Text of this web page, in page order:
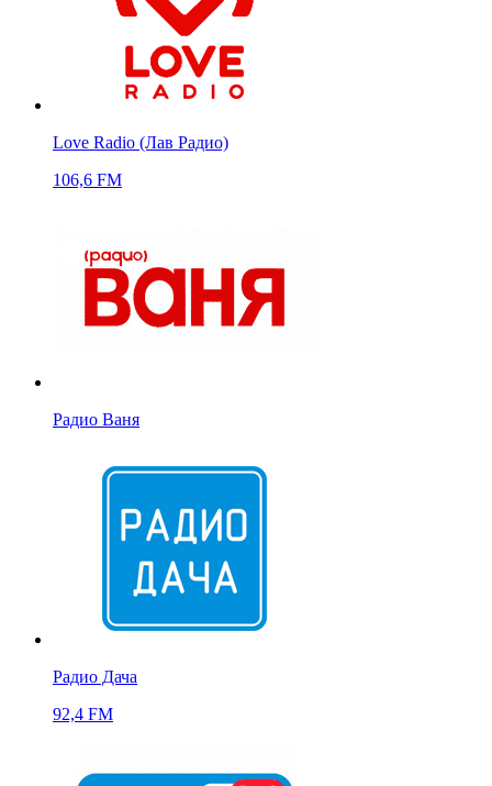
Love Radio (Лав Радио)
106,6 FM
Радио Ваня
Радио Дача
92,4 FM